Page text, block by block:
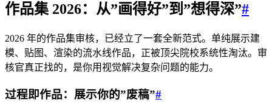
作品集 2026：从”画得好”到”想得深”#
2026 年的作品集审核，已经立了一套全新范式。单纯展示建
模、贴图、渲染的流水线作品，正被顶尖院校系统性淘汰。审
核官真正找的，是你用视觉解决复杂问题的能力。
过程即作品：展示你的”废稿”#